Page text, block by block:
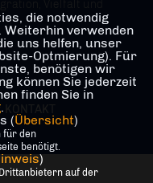
die notwendig
Weiterhin verwenden
uns helfen, unser
Optmierung). Für
benötigen wir
können Sie jederzeit
finden Sie in
.
(Übersicht)
für den
benötigt.
)
auf der